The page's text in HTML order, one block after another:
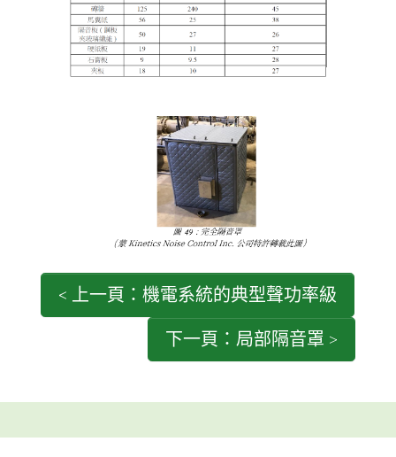
< 上一頁：機電系統的典型聲功率級
下一頁：局部隔音罩 >